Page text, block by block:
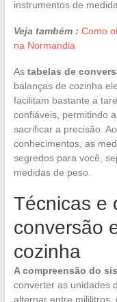
instrumentos de
Veja também : Como
na Normandia
As tabelas de
balanças de cozinha
facilitam bastante a
confiáveis, permitindo
sacrificar a precisão.
conhecimentos, as
segredos para você,
medidas de peso.
Técnicas e
conversão
cozinha
A compreensão do
converter as unidades
alternar entre mililitros,